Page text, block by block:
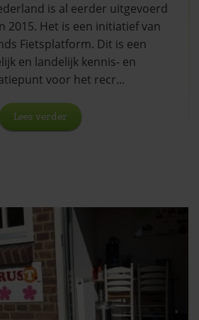
is al eerder uitgevoerd
2015. Het is een initiatief van
Fietsplatform. Dit is een
en landelijk kennis- en
voor het recr...
Lees verder